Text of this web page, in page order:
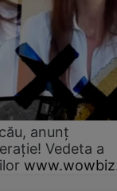
anunț
Vedeta a